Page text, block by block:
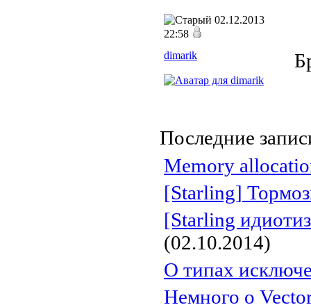
02.12.2013
22:58
dimarik
Последние
Memory
[Starling]
[Starling
(02.10.2014)
О типах
Немного о